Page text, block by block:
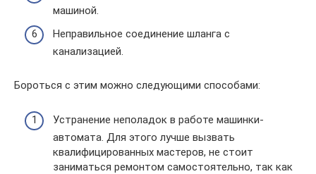
машиной.
Неправильное соединение шланга с
канализацией.
Бороться с этим можно следующими способами:
Устранение неполадок в работе машинки-
автомата. Для этого лучше вызвать
квалифицированных мастеров, не стоит
заниматься ремонтом самостоятельно, так как